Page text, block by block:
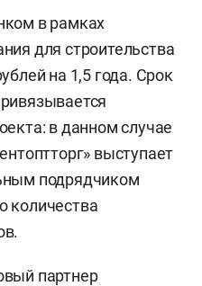
в рамках
для строительства
на 1,5 года. Срок
в данном случае
выступает
подрядчиком
количества
партнер